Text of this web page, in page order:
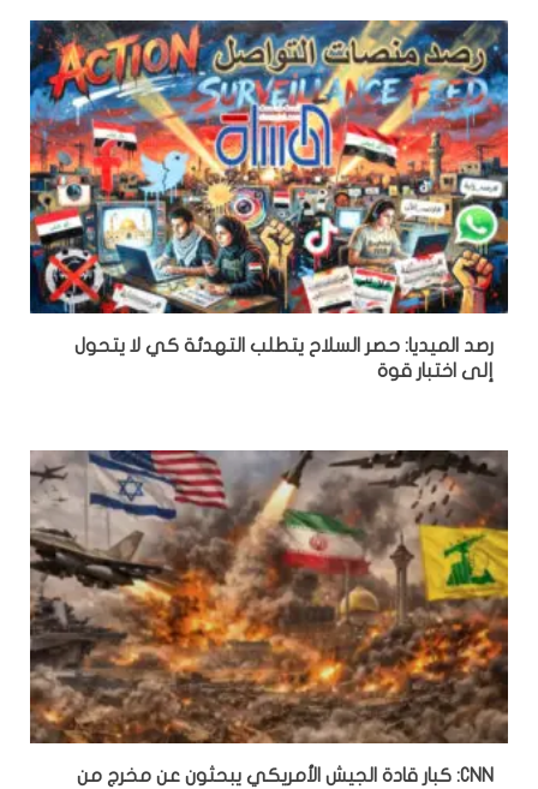
رصد الميديا: حصر السلاح يتطلب التهدئة كي لا يتحول
إلى اختبار قوة
CNN: كبار قادة الجيش الأمريكي يبحثون عن مخرج من